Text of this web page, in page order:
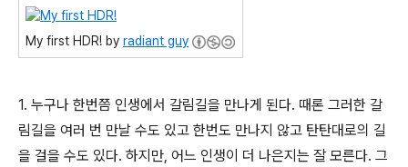
My first HDR! by radiant guy
1. 누구나 한번쯤 인생에서 갈림길을 만나게 된다. 때론 그러한 갈
림길을 여러 번 만날 수도 있고 한번도 만나지 않고 탄탄대로의 길
을 걸을 수도 있다. 하지만, 어느 인생이 더 나은지는 잘 모른다. 그